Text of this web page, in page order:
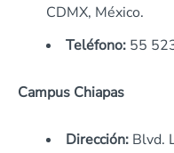
CDMX, México.
Teléfono: 55
Campus Chiapas
Dirección: Blvd.